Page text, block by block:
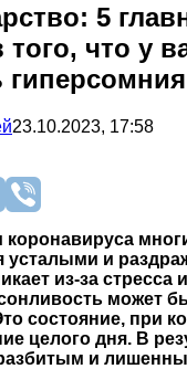
5
того, что у
гиперсомния
23.10.2023, 17:58
коронавируса
усталыми и
из-за
может
состояние, при
целого дня. В
и